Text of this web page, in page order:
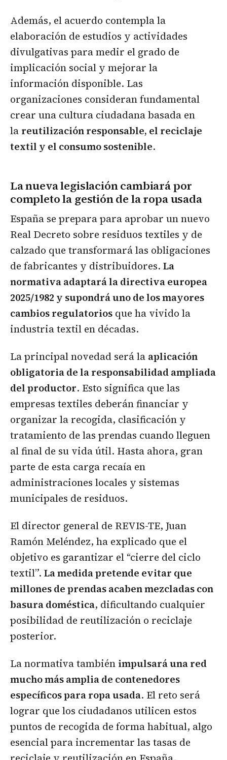
Además, el acuerdo contempla la
elaboración de estudios y actividades
divulgativas para medir el grado de
implicación social y mejorar la
información disponible. Las
organizaciones consideran fundamental
crear una cultura ciudadana basada en
la reutilización responsable, el reciclaje
textil y el consumo sostenible.
La nueva legislación cambiará por
completo la gestión de la ropa usada
España se prepara para aprobar un nuevo
Real Decreto sobre residuos textiles y de
calzado que transformará las obligaciones
de fabricantes y distribuidores. La
normativa adaptará la directiva europea
2025/1982 y supondrá uno de los mayores
cambios regulatorios que ha vivido la
industria textil en décadas.
La principal novedad será la aplicación
obligatoria de la responsabilidad ampliada
del productor. Esto significa que las
empresas textiles deberán financiar y
organizar la recogida, clasificación y
tratamiento de las prendas cuando lleguen
al final de su vida útil. Hasta ahora, gran
parte de esta carga recaía en
administraciones locales y sistemas
municipales de residuos.
El director general de REVIS-TE, Juan
Ramón Meléndez, ha explicado que el
objetivo es garantizar el “cierre del ciclo
textil”. La medida pretende evitar que
millones de prendas acaben mezcladas con
basura doméstica, dificultando cualquier
posibilidad de reutilización o reciclaje
posterior.
La normativa también impulsará una red
mucho más amplia de contenedores
específicos para ropa usada. El reto será
lograr que los ciudadanos utilicen estos
puntos de recogida de forma habitual, algo
esencial para incrementar las tasas de